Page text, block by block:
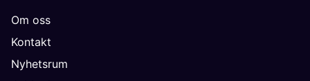
Om oss
Kontakt
Nyhetsrum